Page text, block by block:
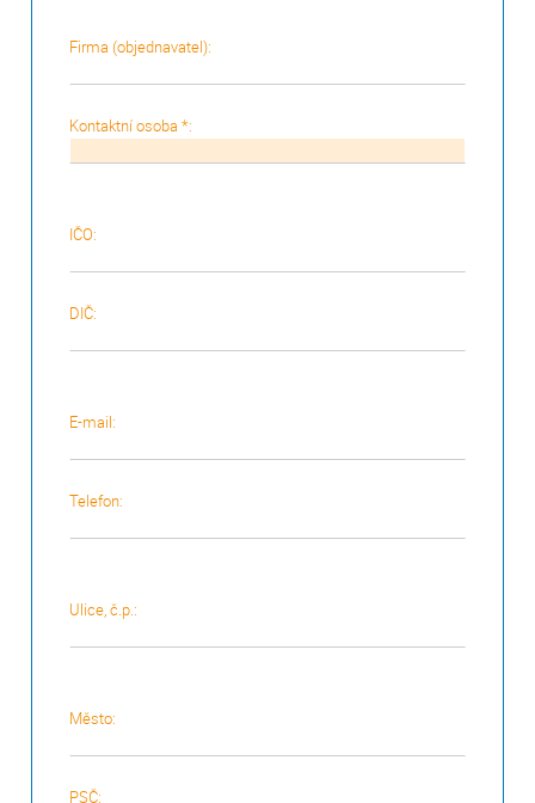
Firma (objednavatel):
Kontaktní osoba *:
IČO:
DIČ:
E-mail:
Telefon:
Ulice, č.p.:
Město:
PSČ: